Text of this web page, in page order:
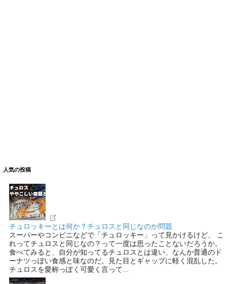
人気の投稿
チュロッキーとは何か？チュロスと同じなのか問題
スーパーやコンビニなどで「チュロッキー」って見かけるけど、 こ
れってチュロスと同じなの？って一度は思ったことないだろうか。
食べてみると、自分が知ってるチュロスとは違い、なんか普通のド
ーナツっぽい食感と味なのだ。見た目とギャップに軽く混乱した。
チュロスを愛称っぽく可愛く言って...